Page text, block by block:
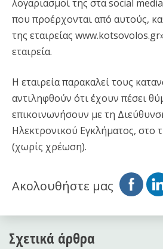
λογαριασμοί της στα social
που προέρχονται από αυτούς,
της εταιρείας
εταιρεία.
Η εταιρεία παρακαλεί τους
αντιληφθούν ότι έχουν πέσει
επικοινωνήσουν με τη
Ηλεκτρονικού Εγκλήματος, στο
(χωρίς χρέωση).
Ακολουθήστε μας
Σχετικά άρθρα